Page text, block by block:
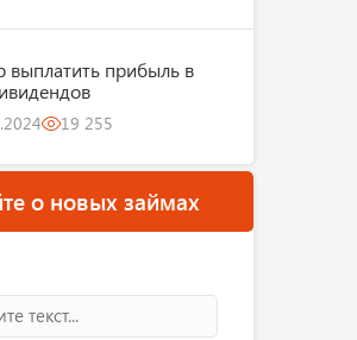
выплатить прибыль в
19 255
о новых займах